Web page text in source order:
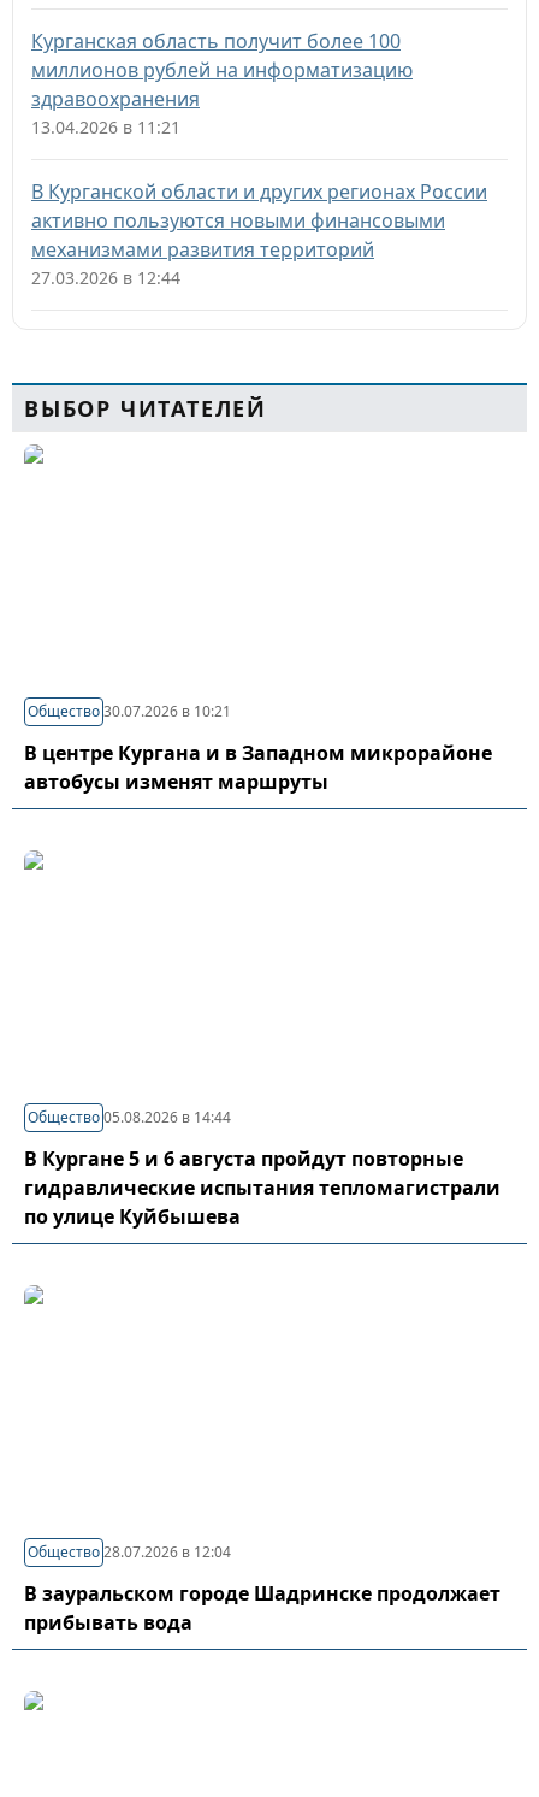
Курганская область получит более 100
миллионов рублей на информатизацию
здравоохранения
13.04.2026 в 11:21
В Курганской области и других регионах России
активно пользуются новыми финансовыми
механизмами развития территорий
27.03.2026 в 12:44
ВЫБОР ЧИТАТЕЛЕЙ
Общество30.07.2026 в 10:21
В центре Кургана и в Западном микрорайоне
автобусы изменят маршруты
Общество05.08.2026 в 14:44
В Кургане 5 и 6 августа пройдут повторные
гидравлические испытания тепломагистрали
по улице Куйбышева
Общество28.07.2026 в 12:04
В зауральском городе Шадринске продолжает
прибывать вода